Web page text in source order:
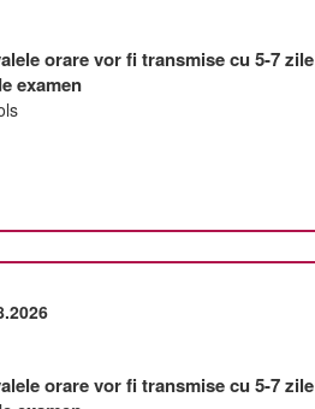
orare vor fi transmise cu 5-7 zile
examen
orare vor fi transmise cu 5-7 zile